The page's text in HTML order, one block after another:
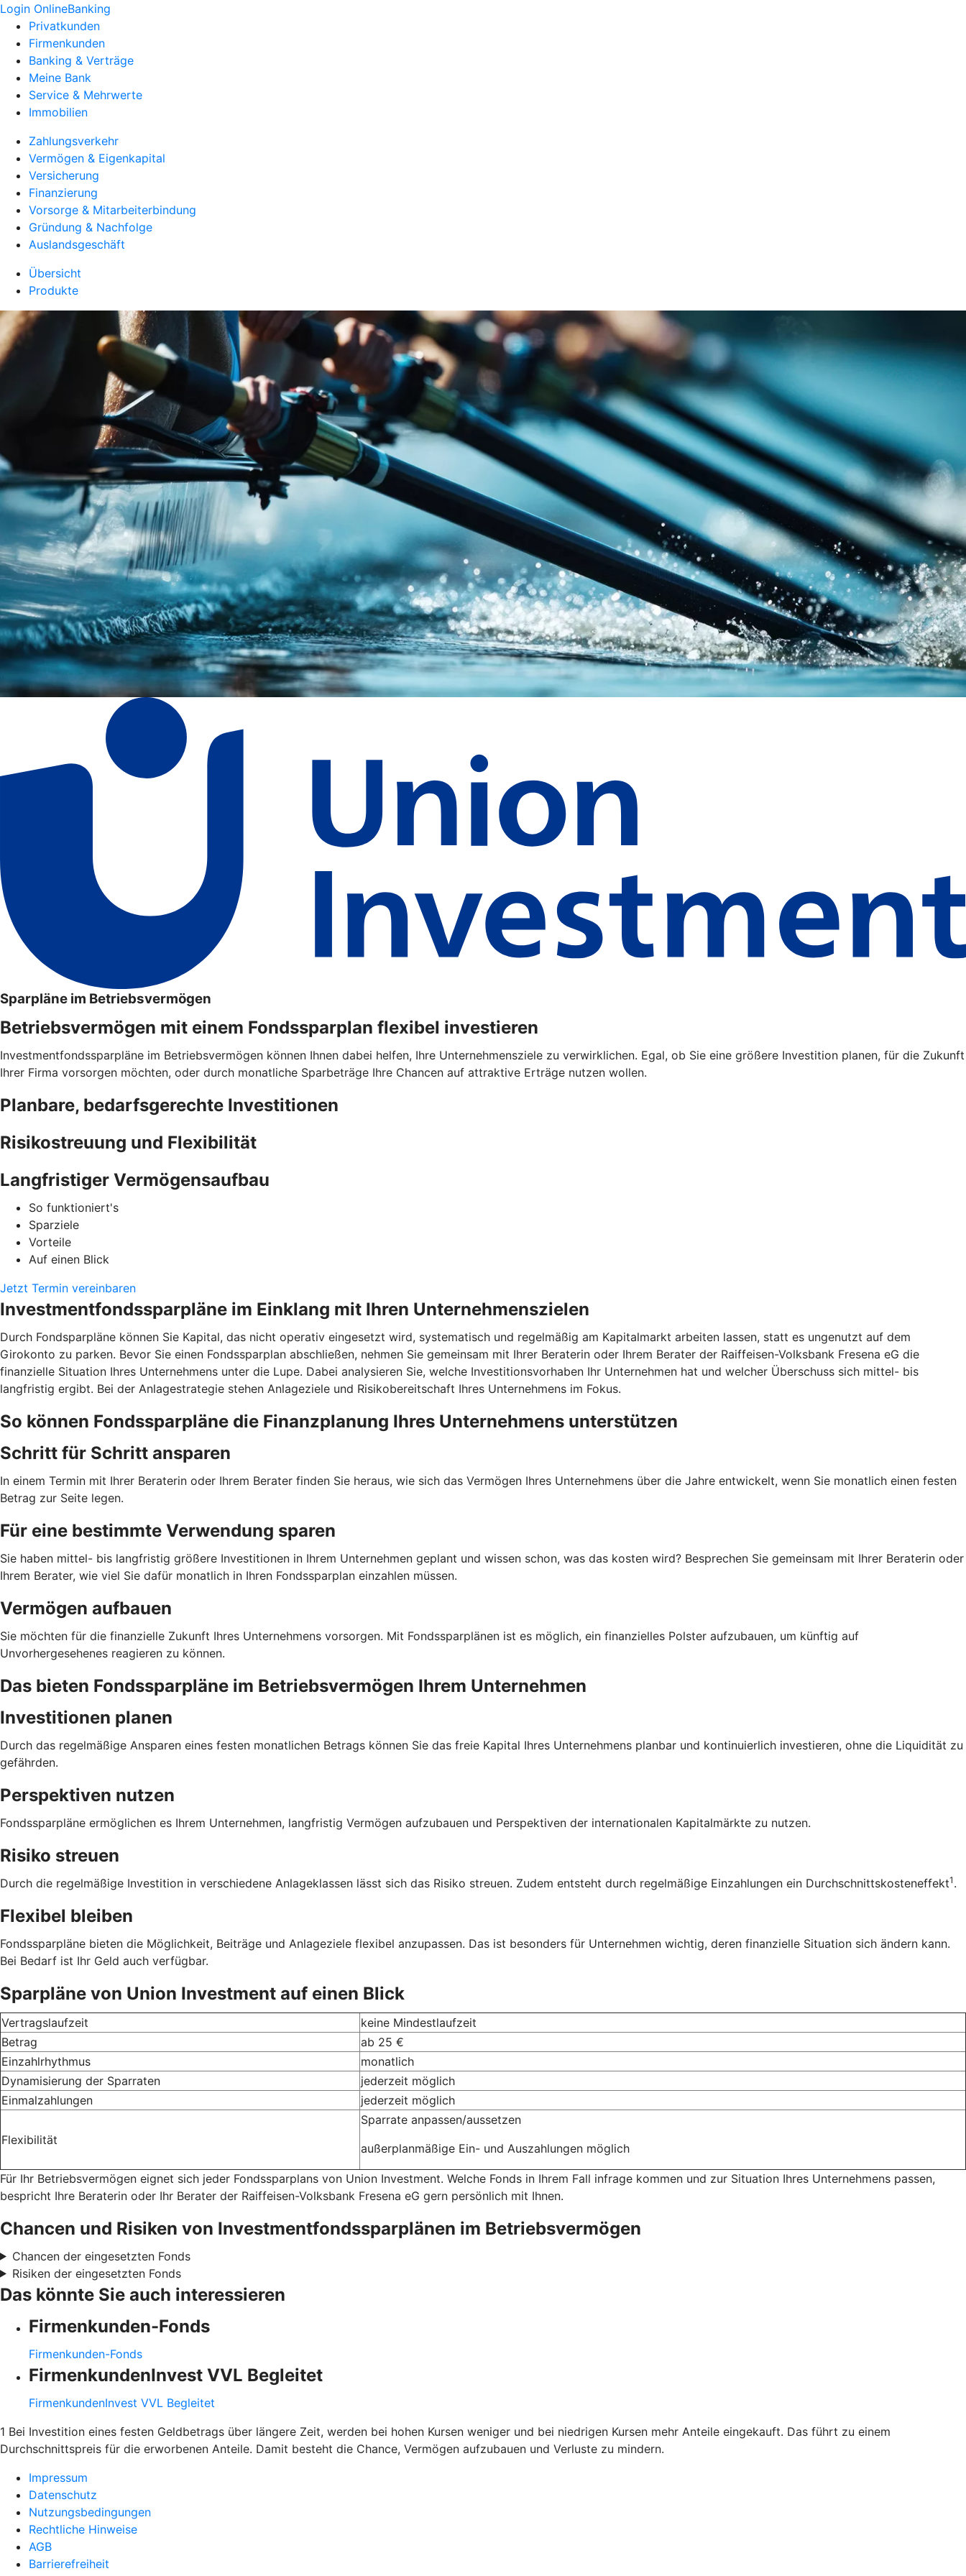
Login OnlineBanking
Privatkunden
Firmenkunden
Banking & Verträge
Meine Bank
Service & Mehrwerte
Immobilien
Zahlungsverkehr
Vermögen & Eigenkapital
Versicherung
Finanzierung
Vorsorge & Mitarbeiterbindung
Gründung & Nachfolge
Auslandsgeschäft
Übersicht
Produkte
Sparpläne im Betriebsvermögen
Betriebsvermögen mit einem Fondssparplan flexibel investieren
Investmentfondssparpläne im Betriebsvermögen können Ihnen dabei helfen, Ihre Unternehmensziele zu verwirklichen. Egal, ob Sie eine größere Investition planen, für die Zukunft
Ihrer Firma vorsorgen möchten, oder durch monatliche Sparbeträge Ihre Chancen auf attraktive Erträge nutzen wollen.
Planbare, bedarfsgerechte Investitionen
Risikostreuung und Flexibilität
Langfristiger Vermögensaufbau
So funktioniert's
Sparziele
Vorteile
Auf einen Blick
Jetzt Termin vereinbaren
Investmentfondssparpläne im Einklang mit Ihren Unternehmenszielen
Durch Fondsparpläne können Sie Kapital, das nicht operativ eingesetzt wird, systematisch und regelmäßig am Kapitalmarkt arbeiten lassen, statt es ungenutzt auf dem
Girokonto zu parken. Bevor Sie einen Fondssparplan abschließen, nehmen Sie gemeinsam mit Ihrer Beraterin oder Ihrem Berater der Raiffeisen-Volksbank Fresena eG die
finanzielle Situation Ihres Unternehmens unter die Lupe. Dabei analysieren Sie, welche Investitionsvorhaben Ihr Unternehmen hat und welcher Überschuss sich mittel- bis
langfristig ergibt. Bei der Anlagestrategie stehen Anlageziele und Risikobereitschaft Ihres Unternehmens im Fokus.
So können Fondssparpläne die Finanzplanung Ihres Unternehmens unterstützen
Schritt für Schritt ansparen
In einem Termin mit Ihrer Beraterin oder Ihrem Berater finden Sie heraus, wie sich das Vermögen Ihres Unternehmens über die Jahre entwickelt, wenn Sie monatlich einen festen
Betrag zur Seite legen.
Für eine bestimmte Verwendung sparen
Sie haben mittel- bis langfristig größere Investitionen in Ihrem Unternehmen geplant und wissen schon, was das kosten wird? Besprechen Sie gemeinsam mit Ihrer Beraterin oder
Ihrem Berater, wie viel Sie dafür monatlich in Ihren Fondssparplan einzahlen müssen.
Vermögen aufbauen
Sie möchten für die finanzielle Zukunft Ihres Unternehmens vorsorgen. Mit Fondssparplänen ist es möglich, ein finanzielles Polster aufzubauen, um künftig auf
Unvorhergesehenes reagieren zu können.
Das bieten Fondssparpläne im Betriebsvermögen Ihrem Unternehmen
Investitionen planen
Durch das regelmäßige Ansparen eines festen monatlichen Betrags können Sie das freie Kapital Ihres Unternehmens planbar und kontinuierlich investieren, ohne die Liquidität zu
gefährden.
Perspektiven nutzen
Fondssparpläne ermöglichen es Ihrem Unternehmen, langfristig Vermögen aufzubauen und Perspektiven der internationalen Kapitalmärkte zu nutzen.
Risiko streuen
Durch die regelmäßige Investition in verschiedene Anlageklassen lässt sich das Risiko streuen. Zudem entsteht durch regelmäßige Einzahlungen ein Durchschnittskosteneffekt1 .
Flexibel bleiben
Fondssparpläne bieten die Möglichkeit, Beiträge und Anlageziele flexibel anzupassen. Das ist besonders für Unternehmen wichtig, deren finanzielle Situation sich ändern kann.
Bei Bedarf ist Ihr Geld auch verfügbar.
Sparpläne von Union Investment auf einen Blick
Vertragslaufzeit
keine Mindestlaufzeit
Betrag
ab 25 €
Einzahlrhythmus
monatlich
Dynamisierung der Sparraten
jederzeit möglich
Einmalzahlungen
jederzeit möglich
Flexibilität
Sparrate anpassen/aussetzen
außerplanmäßige Ein- und Auszahlungen möglich
Für Ihr Betriebsvermögen eignet sich jeder Fondssparplans von Union Investment. Welche Fonds in Ihrem Fall infrage kommen und zur Situation Ihres Unternehmens passen,
bespricht Ihre Beraterin oder Ihr Berater der Raiffeisen-Volksbank Fresena eG gern persönlich mit Ihnen.
Chancen und Risiken von Investmentfondssparplänen im Betriebsvermögen
Chancen der eingesetzten Fonds
Risiken der eingesetzten Fonds
Das könnte Sie auch interessieren
Firmenkunden-Fonds
Firmenkunden-Fonds
FirmenkundenInvest VVL Begleitet
FirmenkundenInvest VVL Begleitet
1 Bei Investition eines festen Geldbetrags über längere Zeit, werden bei hohen Kursen weniger und bei niedrigen Kursen mehr Anteile eingekauft. Das führt zu einem
Durchschnittspreis für die erworbenen Anteile. Damit besteht die Chance, Vermögen aufzubauen und Verluste zu mindern.
Impressum
Datenschutz
Nutzungsbedingungen
Rechtliche Hinweise
AGB
Barrierefreiheit